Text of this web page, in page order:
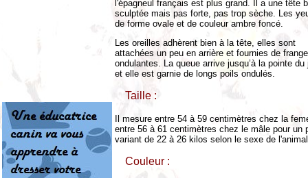
l'épagneul français est plus grand. Il a une tête
sculptée mais pas forte, pas trop sèche. Les
de forme ovale et de couleur ambre foncé.
Les oreilles adhèrent bien à la tête, elles sont
attachées un peu en arrière et fournies de
ondulantes. La queue arrive jusqu’à la pointe du
et elle est garnie de longs poils ondulés.
Taille :
Il mesure entre 54 à 59 centimètres chez la
entre 56 à 61 centimètres chez le mâle pour un
variant de 22 à 26 kilos selon le sexe de
Couleur :